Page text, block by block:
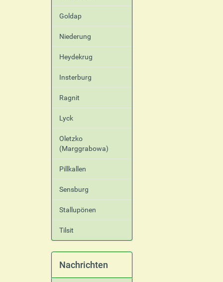
Goldap
Niederung
Heydekrug
Insterburg
Ragnit
Lyck
Oletzko
(Marggrabowa)
Pillkallen
Sensburg
Stallupönen
Tilsit
Nachrichten